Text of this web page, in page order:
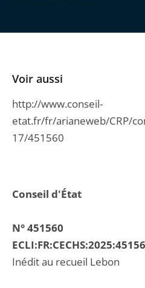
Conseil d'État
N° 451560
Inédit au recueil Lebon
Voir aussi
http://www.conseil-
etat.fr/fr/arianeweb/CRP/
17/451560